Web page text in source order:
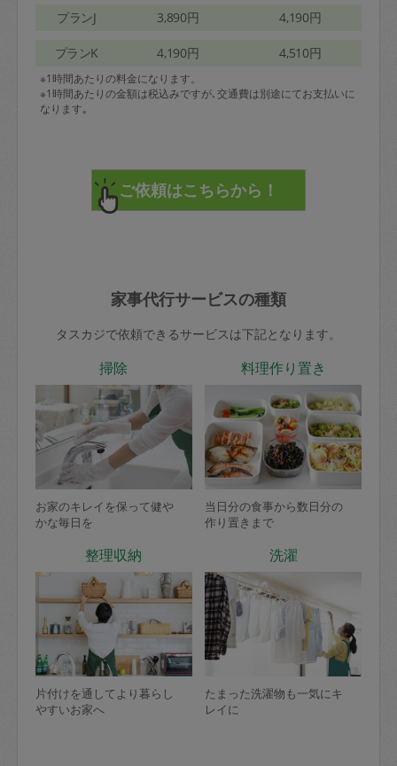
プランJ 3,890円 4,190円
プランK 4,190円 4,510円
※1時間あたりの料金になります。
※1時間あたりの金額は税込みですが､交通費は別途にてお支払いに
なります｡
家事代行サービスの種類
タスカジで依頼できるサービスは下記となります。
掃除
お家のキレイを保って健や
かな毎日を
料理作り置き
当日分の食事から数日分の
作り置きまで
整理収納
片付けを通してより暮らし
やすいお家へ
洗濯
たまった洗濯物も一気にキ
レイに